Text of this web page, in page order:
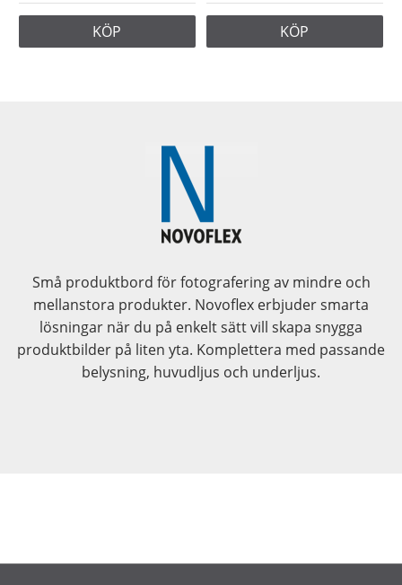
KÖP KÖP
Små produktbord för fotografering av mindre och
mellanstora produkter. Novoflex erbjuder smarta
lösningar när du på enkelt sätt vill skapa snygga
produktbilder på liten yta. Komplettera med passande
belysning, huvudljus och underljus.